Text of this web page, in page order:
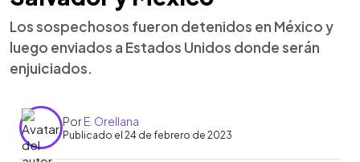
Los sospechosos fueron detenidos en México y
luego enviados a Estados Unidos donde serán
enjuiciados.
PorE. Orellana
Publicado el 24 de febrero de 2023